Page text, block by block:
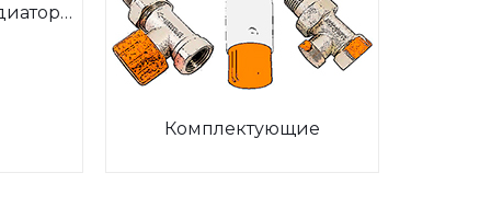
Комплектующие